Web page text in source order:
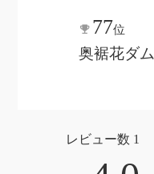
77位
奥裾花ダム
1